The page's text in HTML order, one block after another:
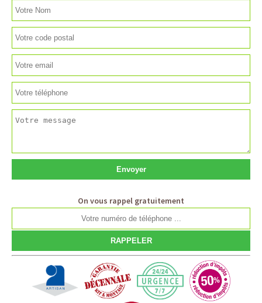
On vous rappel gratuitement